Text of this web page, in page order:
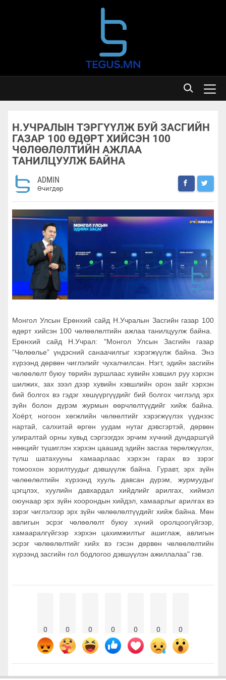
Н.УЧРАЛЫН ТЭРГҮҮЛЖ БУЙ ЗАСГИЙН
ГАЗАР 100 ӨДӨРТ ХИЙСЭН 100
ЧӨЛӨӨЛӨЛТИЙН АЖЛАА
ТАНИЛЦУУЛЖ БАЙНА
ADMIN
Өчигдөр
Монгол Улсын Ерөнхий сайд Н.Учралын Засгийн газар 100
өдөрт хийсэн 100 чөлөөлөлтийн ажлаа танилцуулж байна.
Ерөнхий сайд Н.Учрал: "Монгол Улсын Засгийн газар
“Чөлөөлье” үндэсний санаачилгыг хэрэгжүүлж байна. Энэ
хүрээнд дөрвөн чиглэлийг чухалчилсан. Нэгт, эдийн засгийн
чөлөөлөлт буюу төрийн зуршлаас хувийн хэвшил руу хэрхэн
шилжих, зах зээл дээр хувийн хэвшлийн орон зайг хэрхэн
бий болгох вэ гэдэг хөшүүргүүдийг бий болгох чиглэлд эрх
зүйн болон дүрэм журмын өөрчлөлтүүдийг хийж байна.
Хоёрт, ногоон хөгжлийн чөлөөлтийг хэрэгжүүлэх үүднээс
нартай, салхитай өргөн уудам нутаг дэвсгэртэй, дөрвөн
улиралтай орны хувьд сэргээгдэх эрчим хүчний дундаршгүй
нөөцийг түшиглэн хэрхэн цаашид эдийн засгаа төрөлжүүлэх,
түлш шатахууны хамаарлаас хэрхэн гарах вэ зэрэг
томоохон зорилтуудыг дэвшүүлж байна. Гуравт, эрх зүйн
чөлөөлөлтийн хүрээнд хууль давсан дүрэм, журмуудыг
цэгцлэх, хуулийн давхардал хийдлийг арилгах, хиймэл
оюунаар эрх зүйн хоорондын хийдэл, хамаарлыг арилгах вэ
зэрэг чиглэлээр эрх зүйн чөлөөлөлтүүдийг хийж байна. Мөн
авлигын эсрэг чөлөөлөлт буюу хүний оролцоогүйгээр,
хамааралгүйгээр хэрхэн цахимжилтыг ашиглаж, авлигын
эсрэг чөлөөлөлтийг хийх вэ гэсэн дөрвөн чөлөөлөлтийн
хүрээнд засгийн гол бодлогоо дэвшүүлэн ажиллалаа" гэв.
0 0 0 0 0 0 0